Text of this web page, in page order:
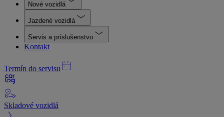
Nové vozidlá
Jazdené vozidlá
Servis a príslušenstvo
Kontakt
Termín do servisu
Skladové vozidlá